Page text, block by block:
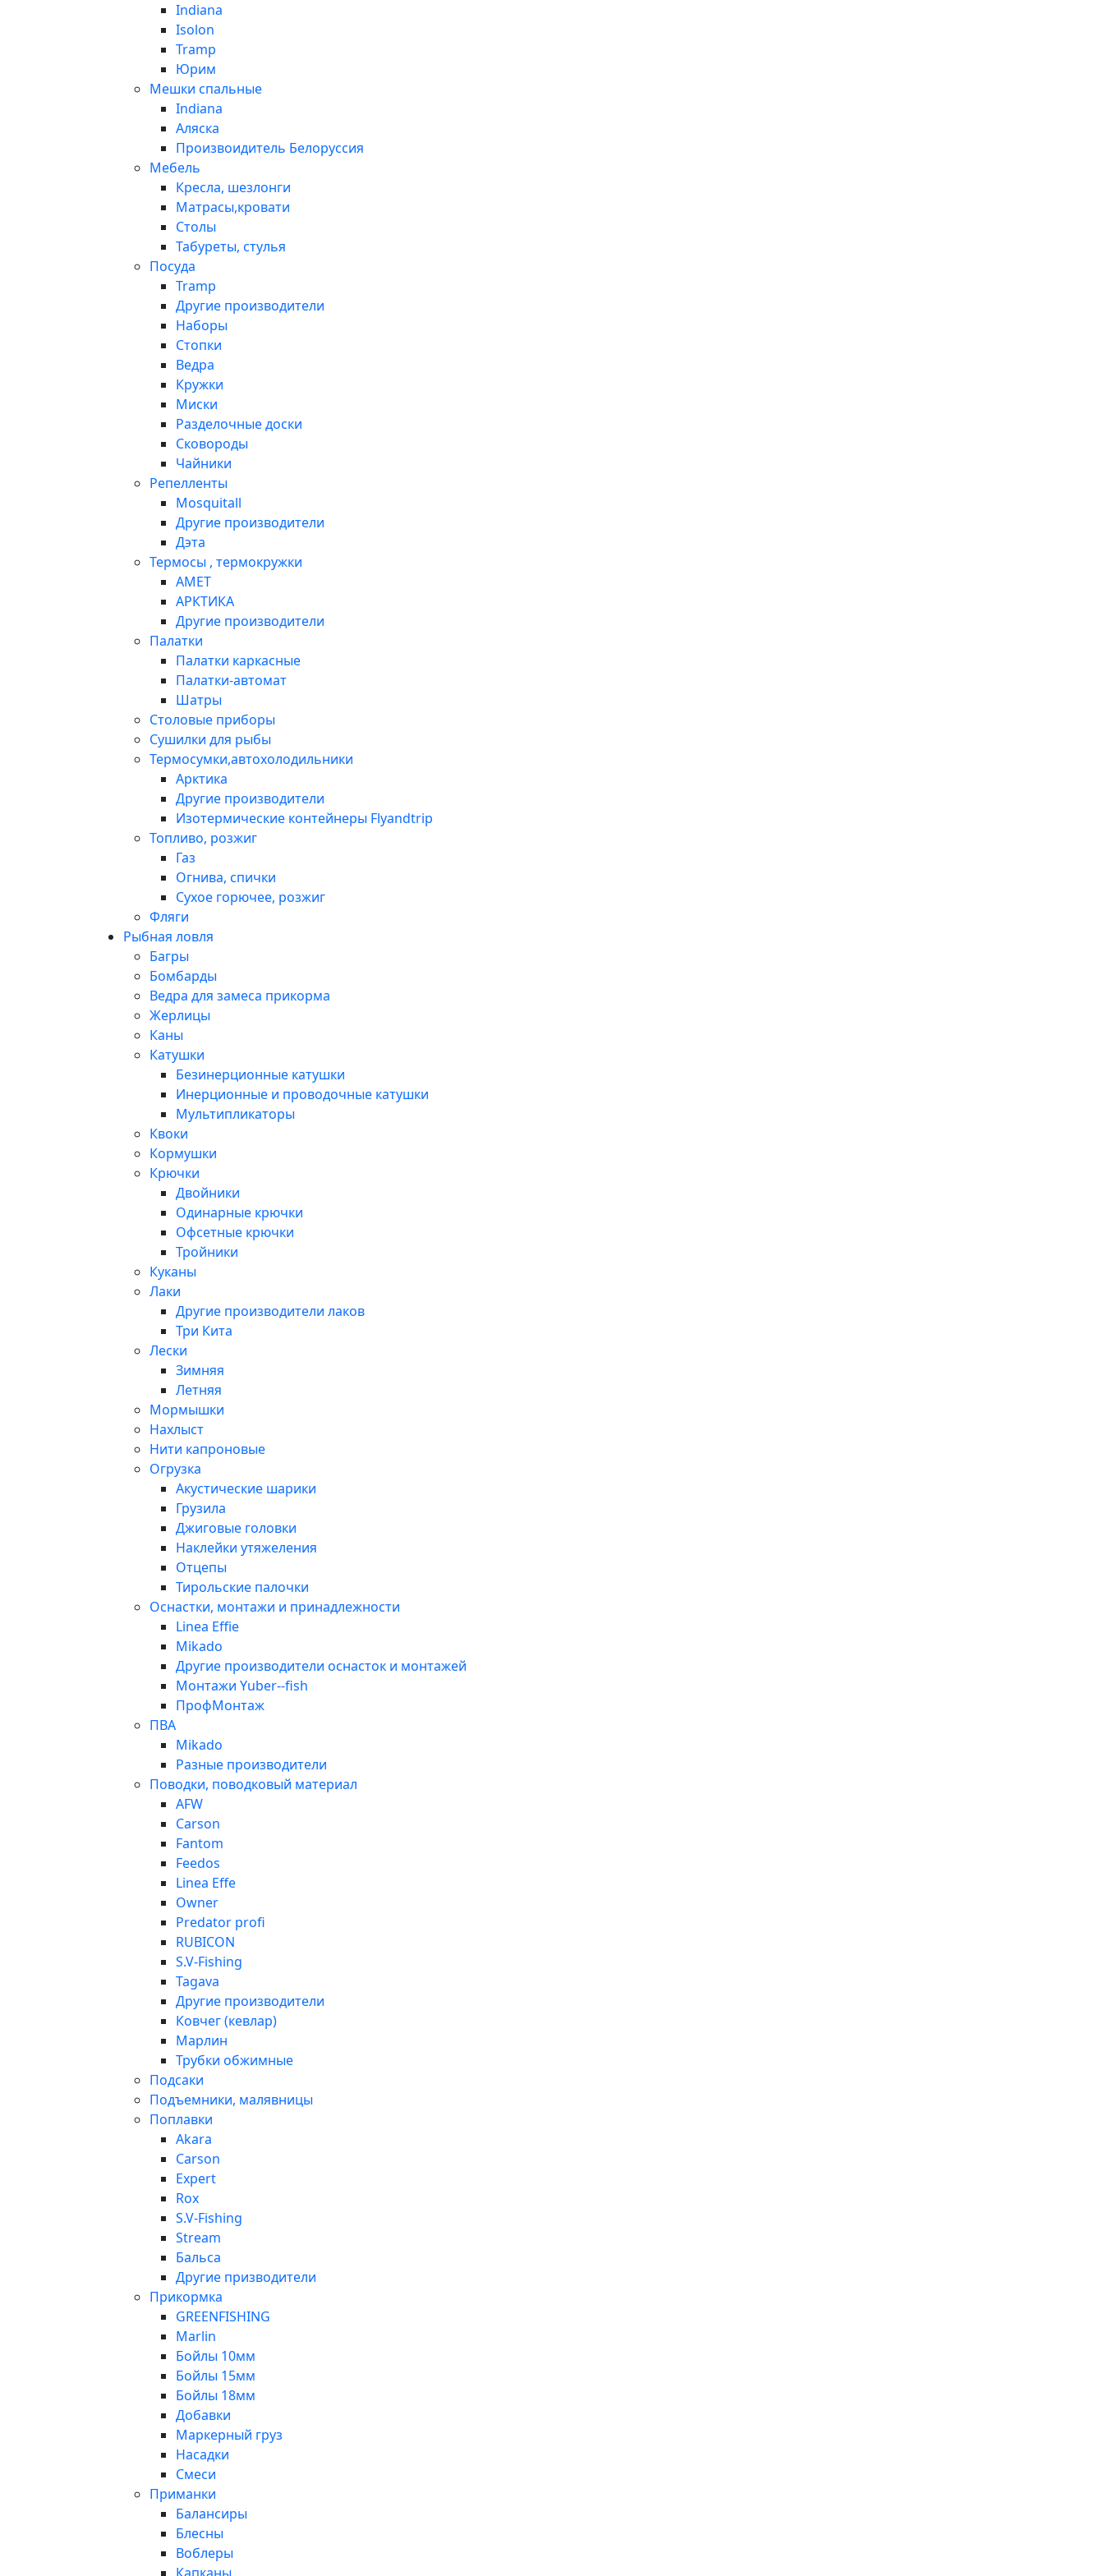
Indiana
Isolon
Tramp
Юрим
Мешки спальные
Indiana
Аляска
Произвоидитель Белоруссия
Мебель
Кресла, шезлонги
Матрасы,кровати
Столы
Табуреты, стулья
Посуда
Tramp
Другие производители
Наборы
Стопки
Ведра
Кружки
Миски
Разделочные доски
Сковороды
Чайники
Репелленты
Mosquitall
Другие производители
Дэта
Термосы , термокружки
АМЕТ
АРКТИКА
Другие производители
Палатки
Палатки каркасные
Палатки-автомат
Шатры
Столовые приборы
Сушилки для рыбы
Термосумки,автохолодильники
Арктика
Другие производители
Изотермические контейнеры Flyandtrip
Топливо, розжиг
Газ
Огнива, спички
Сухое горючее, розжиг
Фляги
Рыбная ловля
Багры
Бомбарды
Ведра для замеса прикорма
Жерлицы
Каны
Катушки
Безинерционные катушки
Инерционные и проводочные катушки
Мультипликаторы
Квоки
Кормушки
Крючки
Двойники
Одинарные крючки
Офсетные крючки
Тройники
Куканы
Лаки
Другие производители лаков
Три Кита
Лески
Зимняя
Летняя
Мормышки
Нахлыст
Нити капроновые
Огрузка
Акустические шарики
Грузила
Джиговые головки
Наклейки утяжеления
Отцепы
Тирольские палочки
Оснастки, монтажи и принадлежности
Linea Effie
Mikado
Другие производители оснасток и монтажей
Монтажи Yuber--fish
ПрофМонтаж
ПВА
Mikado
Разные производители
Поводки, поводковый материал
AFW
Carson
Fantom
Feedos
Linea Effe
Owner
Predator profi
RUBICON
S.V-Fishing
Tagava
Другие производители
Ковчег (кевлар)
Марлин
Трубки обжимные
Подсаки
Подъемники, малявницы
Поплавки
Akara
Carson
Expert
Rox
S.V-Fishing
Stream
Бальса
Другие призводители
Прикормка
GREENFISHING
Marlin
Бойлы 10мм
Бойлы 15мм
Бойлы 18мм
Добавки
Маркерный груз
Насадки
Смеси
Приманки
Балансиры
Блесны
Воблеры